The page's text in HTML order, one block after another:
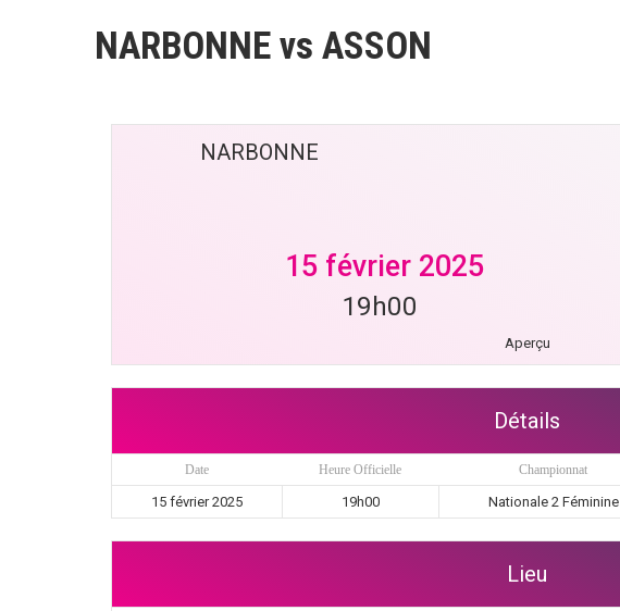
NARBONNE vs ASSON
NARBONNE
15 février 2025
19h00
Aperçu
Détails
Date Heure Officielle Championnat
15 février 2025 19h00 Nationale 2 Féminine
Lieu